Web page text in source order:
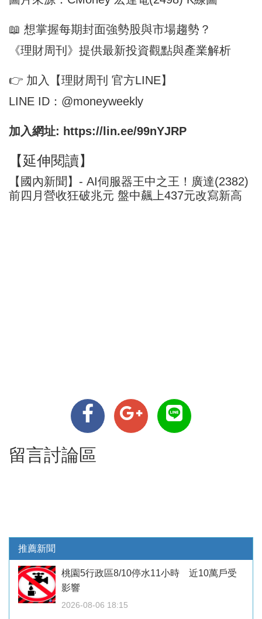
📖 想掌握每期封面強勢股與市場趨勢？
《理財周刊》提供最新投資觀點與產業解析
👉 加入【理財周刊 官方LINE】
LINE ID：@moneyweekly
加入網址: https://lin.ee/99nYJRP
【延伸閱讀】
【國內新聞】- AI伺服器王中之王！廣達(2382)
前四月營收狂破兆元 盤中飆上437元改寫新高
留言討論區
推薦新聞
桃園5行政區8/10停水11小時 近10萬戶受
影響
2026-08-06 18:15